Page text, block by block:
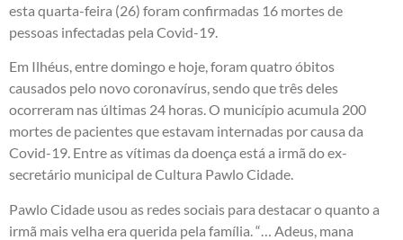
esta quarta-feira (26) foram confirmadas 16 mortes de
pessoas infectadas pela Covid-19.
Em Ilhéus, entre domingo e hoje, foram quatro óbitos
causados pelo novo coronavírus, sendo que três deles
ocorreram nas últimas 24 horas. O município acumula 200
mortes de pacientes que estavam internadas por causa da
Covid-19. Entre as vítimas da doença está a irmã do ex-
secretário municipal de Cultura Pawlo Cidade.
Pawlo Cidade usou as redes sociais para destacar o quanto a
irmã mais velha era querida pela família. “… Adeus, mana